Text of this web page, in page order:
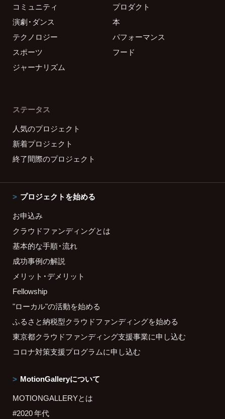
コミュニティ
プロダクト
演劇・ダンス
本
テクノロジー
パフォーマンス
スポーツ
フード
ジャーナリズム
ステータス
人気のプロジェクト
新着プロジェクト
終了間際のプロジェクト
プロジェクトを始める
お申込み
クラウドファンディングとは
基本的な手順・流れ
成功事例の解説
メリット・デメリット
Fellowship
"ローカル"の活動を始める
ふるさと納税型クラウドファンディングを始める
東京都クラウドファンディング支援事業に申し込む
コロナ対策支援プログラムに申し込む
MotionGalleryについて
MOTIONGALLERYとは
#2020 年代